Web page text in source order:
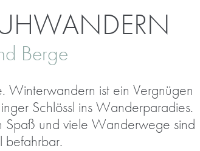
Berge
Winterwandern ist ein Vergnügen
Schlössl ins Wanderparadies.
Spaß und viele Wanderwege sind
befahrbar.